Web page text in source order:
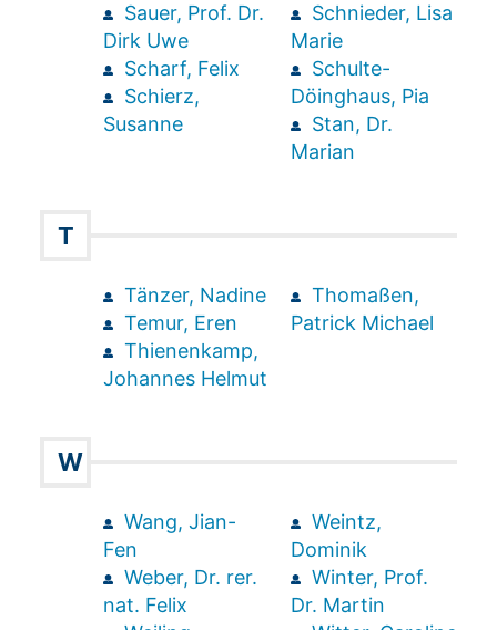
Sauer, Prof. Dr.
Dirk Uwe
Scharf, Felix
Schierz,
Susanne
Schnieder, Lisa
Marie
Schulte-
Döinghaus, Pia
Stan, Dr.
Marian
T
Tänzer, Nadine
Temur, Eren
Thienenkamp,
Johannes Helmut
Thomaßen,
Patrick Michael
W
Wang, Jian-
Fen
Weber, Dr. rer.
nat. Felix
Weintz,
Dominik
Winter, Prof.
Dr. Martin